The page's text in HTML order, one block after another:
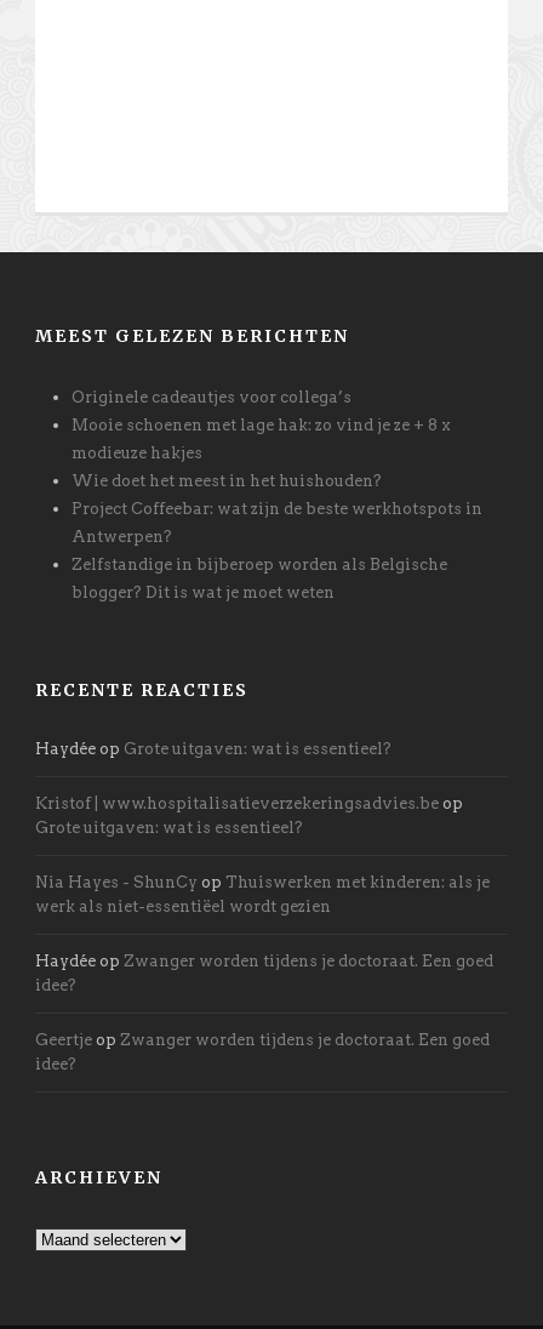
MEEST GELEZEN BERICHTEN
Originele cadeautjes voor collega’s
Mooie schoenen met lage hak: zo vind je ze + 8 x
modieuze hakjes
Wie doet het meest in het huishouden?
Project Coffeebar: wat zijn de beste werkhotspots in
Antwerpen?
Zelfstandige in bijberoep worden als Belgische
blogger? Dit is wat je moet weten
RECENTE REACTIES
Haydée op Grote uitgaven: wat is essentieel?
Kristof | www.hospitalisatieverzekeringsadvies.be op
Grote uitgaven: wat is essentieel?
Nia Hayes - ShunCy op Thuiswerken met kinderen: als je
werk als niet-essentiëel wordt gezien
Haydée op Zwanger worden tijdens je doctoraat. Een goed
idee?
Geertje op Zwanger worden tijdens je doctoraat. Een goed
idee?
ARCHIEVEN
Archieven